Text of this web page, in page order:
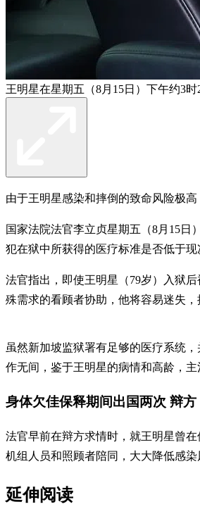
王明星在星期五（8月15日）下午约3
由于王明星感染和摔倒的致命风险极
国家法院法官李立贞星期五（8月15
犯在狱中所获得的医疗标准是否低于
法官指出，即使王明星（79岁）入狱
殊需求的看顾者协助，他将容易迷失，
虽然新加坡监狱署有足够的医疗系统
作无间，鉴于王明星的病情和高龄，
身体欠佳保释期间出国两次 辩
法官早前在辩方求情时，就王明星曾
机组人员和照顾者陪同，大大降低感
延伸阅读